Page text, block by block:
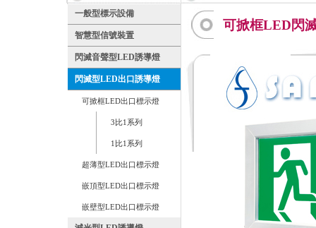
一般型標示設備
智慧型信號裝置
閃滅音聲型LED誘導燈
閃滅型LED出口誘導燈
可掀框LED出口標示燈
3比1系列
1比1系列
超薄型LED出口標示燈
嵌頂型LED出口標示燈
嵌壁型LED出口標示燈
可掀框LED閃